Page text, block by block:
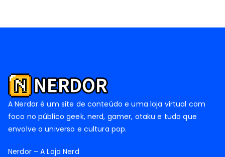
A Nerdor é um site de conteúdo e uma loja virtual com
foco no público geek, nerd, gamer, otaku e tudo que
envolve o universo e cultura pop.
Nerdor – A Loja Nerd